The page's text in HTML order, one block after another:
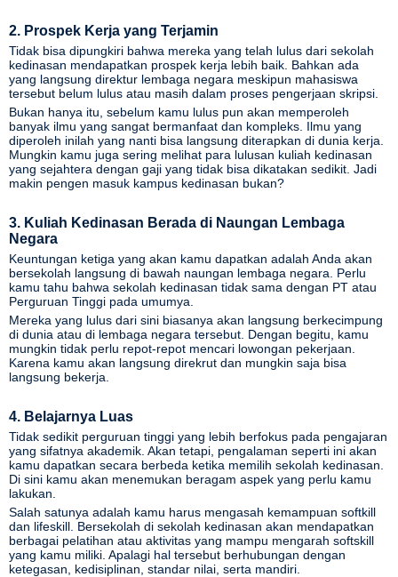
2. Prospek Kerja yang Terjamin
Tidak bisa dipungkiri bahwa mereka yang telah lulus dari sekolah
kedinasan mendapatkan prospek kerja lebih baik. Bahkan ada
yang langsung direktur lembaga negara meskipun mahasiswa
tersebut belum lulus atau masih dalam proses pengerjaan skripsi.
Bukan hanya itu, sebelum kamu lulus pun akan memperoleh
banyak ilmu yang sangat bermanfaat dan kompleks. Ilmu yang
diperoleh inilah yang nanti bisa langsung diterapkan di dunia kerja.
Mungkin kamu juga sering melihat para lulusan kuliah kedinasan
yang sejahtera dengan gaji yang tidak bisa dikatakan sedikit. Jadi
makin pengen masuk kampus kedinasan bukan?
3. Kuliah Kedinasan Berada di Naungan Lembaga
Negara
Keuntungan ketiga yang akan kamu dapatkan adalah Anda akan
bersekolah langsung di bawah naungan lembaga negara. Perlu
kamu tahu bahwa sekolah kedinasan tidak sama dengan PT atau
Perguruan Tinggi pada umumya.
Mereka yang lulus dari sini biasanya akan langsung berkecimpung
di dunia atau di lembaga negara tersebut. Dengan begitu, kamu
mungkin tidak perlu repot-repot mencari lowongan pekerjaan.
Karena kamu akan langsung direkrut dan mungkin saja bisa
langsung bekerja.
4. Belajarnya Luas
Tidak sedikit perguruan tinggi yang lebih berfokus pada pengajaran
yang sifatnya akademik. Akan tetapi, pengalaman seperti ini akan
kamu dapatkan secara berbeda ketika memilih sekolah kedinasan.
Di sini kamu akan menemukan beragam aspek yang perlu kamu
lakukan.
Salah satunya adalah kamu harus mengasah kemampuan softkill
dan lifeskill. Bersekolah di sekolah kedinasan akan mendapatkan
berbagai pelatihan atau aktivitas yang mampu mengarah softskill
yang kamu miliki. Apalagi hal tersebut berhubungan dengan
ketegasan, kedisiplinan, standar nilai, serta mandiri.